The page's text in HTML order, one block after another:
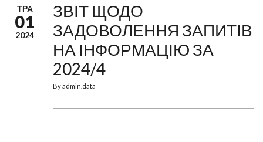
ТРА
01
2024
ЗВІТ ЩОДО
ЗАДОВОЛЕННЯ ЗАПИТІВ
НА ІНФОРМАЦІЮ ЗА
2024/4
Byadmin.data